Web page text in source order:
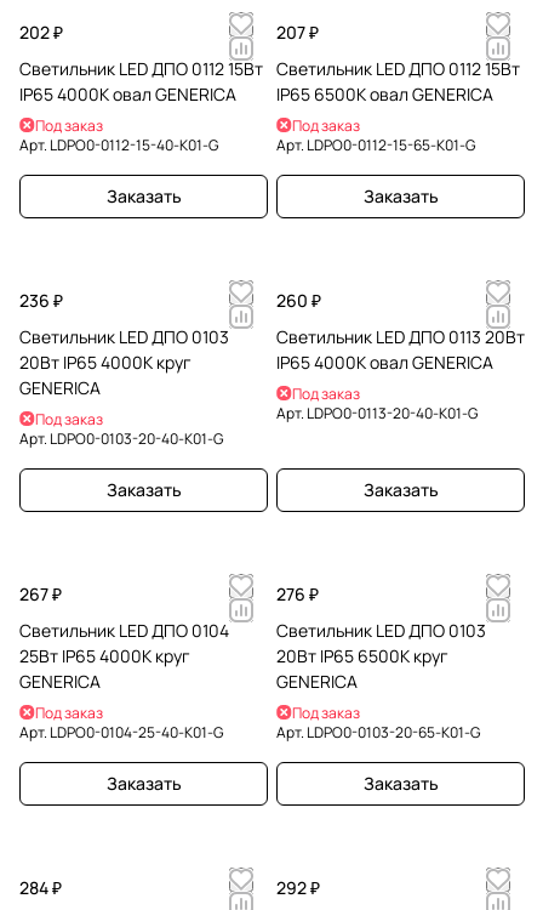
202 ₽
Светильник LED ДПО 0112 15Вт
IP65 4000К овал GENERICA
Под заказ
Арт. LDPO0-0112-15-40-K01-G
Заказать
207 ₽
Светильник LED ДПО 0112 15Вт
IP65 6500К овал GENERICA
Под заказ
Арт. LDPO0-0112-15-65-K01-G
Заказать
236 ₽
Светильник LED ДПО 0103
20Вт IP65 4000К круг
GENERICA
Под заказ
Арт. LDPO0-0103-20-40-K01-G
Заказать
260 ₽
Светильник LED ДПО 0113 20Вт
IP65 4000К овал GENERICA
Под заказ
Арт. LDPO0-0113-20-40-K01-G
Заказать
267 ₽
Светильник LED ДПО 0104
25Вт IP65 4000К круг
GENERICA
Под заказ
Арт. LDPO0-0104-25-40-K01-G
Заказать
276 ₽
Светильник LED ДПО 0103
20Вт IP65 6500К круг
GENERICA
Под заказ
Арт. LDPO0-0103-20-65-K01-G
Заказать
284 ₽
292 ₽